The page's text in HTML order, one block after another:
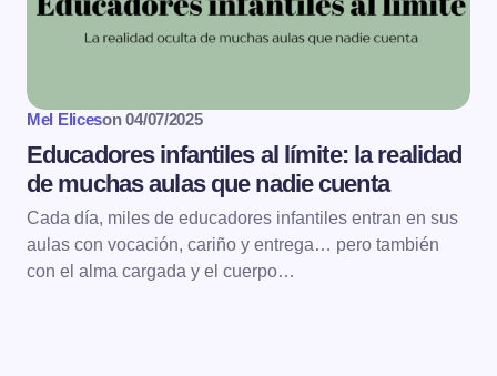
Mel Eliceson 04/07/2025
Educadores infantiles al límite: la realidad
de muchas aulas que nadie cuenta
Cada día, miles de educadores infantiles entran en sus
aulas con vocación, cariño y entrega… pero también
con el alma cargada y el cuerpo…